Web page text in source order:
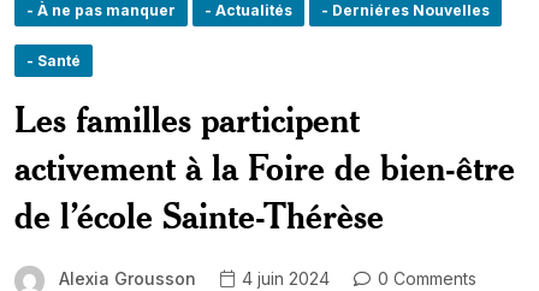
- À ne pas manquer - Actualités - Derniéres Nouvelles
- Santé
Les familles participent
activement à la Foire de bien-être
de l’école Sainte-Thérèse
Alexia Grousson 4 juin 2024
0 Comments